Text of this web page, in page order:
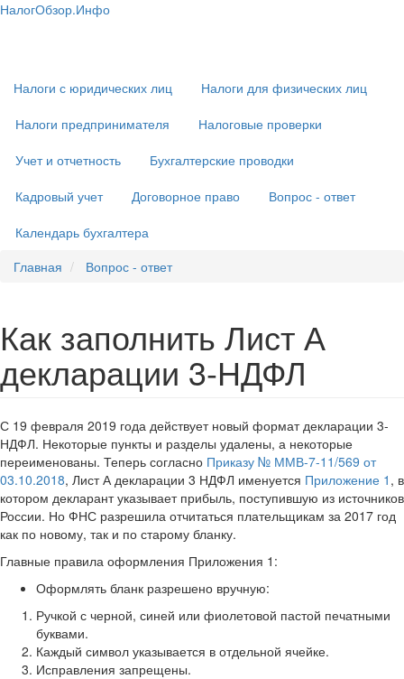
Перейти
НалогОбзор.Инфо
Налоги с юридических лиц
Налоги для физических лиц
Налоги предпринимателя
Налоговые проверки
Учет и отчетность
Бухгалтерские проводки
Кадровый учет
Договорное право
Вопрос - ответ
Календарь бухгалтера
Главная
Вопрос - ответ
Как заполнить Лист А
декларации 3-НДФЛ
С 19 февраля 2019 года действует новый формат декларации 3-
НДФЛ. Некоторые пункты и разделы удалены, а некоторые
переименованы. Теперь согласно Приказу № ММВ-7-11/569 от
03.10.2018, Лист А декларации 3 НДФЛ именуется Приложение 1 , в
котором декларант указывает прибыль, поступившую из источников
России. Но ФНС разрешила отчитаться плательщикам за 2017 год
как по новому, так и по старому бланку.
Главные правила оформления Приложения 1:
Оформлять бланк разрешено вручную:
Ручкой с черной, синей или фиолетовой пастой печатными
буквами.
Каждый символ указывается в отдельной ячейке.
Исправления запрещены.